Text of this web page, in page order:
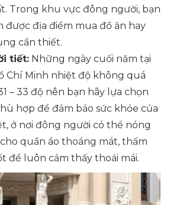
Trong khu vực đông người, bạn
được địa điểm mua đồ ăn hay
cần thiết.
tiết: Những ngày cuối năm tại
Chí Minh nhiệt độ không quá
– 33 độ nên bạn hãy lựa chọn
hợp để đảm bảo sức khỏe của
ở nơi đông người có thể nóng
quần áo thoáng mát, thấm
để luôn cảm thấy thoải mái.